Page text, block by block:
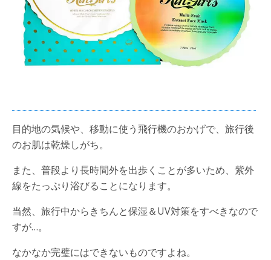
目的地の気候や、移動に使う飛行機のおかげで、旅行後
のお肌は乾燥しがち。
また、普段より長時間外を出歩くことが多いため、紫外
線をたっぷり浴びることになります。
当然、旅行中からきちんと保湿＆UV対策をすべきなので
すが…。
なかなか完璧にはできないものですよね。